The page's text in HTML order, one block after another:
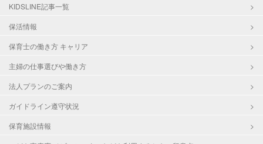
KIDSLINE記事一覧
保活情報
保育士の働き方 キャリア
主婦の仕事選びや働き方
法人プランのご案内
ガイドライン遵守状況
保育施設情報